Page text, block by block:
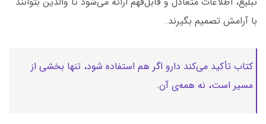
با آرامش تصمیم بگیرند.
کتاب تأکید می‌کند دارو اگر هم استفاده شود، تنها بخشی از
مسیر است، نه همه‌ی آن.